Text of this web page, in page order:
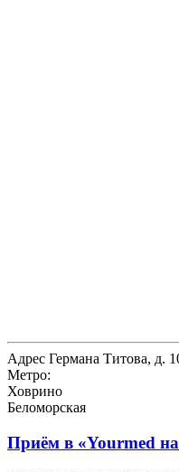
Адрес Германа Титова, д.
Метро:
Ховрино
Беломорская
Приём в «Yourmed